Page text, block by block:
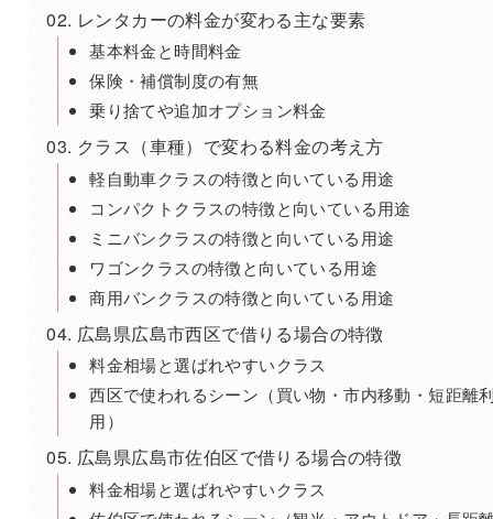
レンタカーの料金が変わる主な要素
基本料金と時間料金
保険・補償制度の有無
乗り捨てや追加オプション料金
クラス（車種）で変わる料金の考え方
軽自動車クラスの特徴と向いている用途
コンパクトクラスの特徴と向いている用途
ミニバンクラスの特徴と向いている用途
ワゴンクラスの特徴と向いている用途
商用バンクラスの特徴と向いている用途
広島県広島市西区で借りる場合の特徴
料金相場と選ばれやすいクラス
西区で使われるシーン（買い物・市内移動・短距離
用）
広島県広島市佐伯区で借りる場合の特徴
料金相場と選ばれやすいクラス